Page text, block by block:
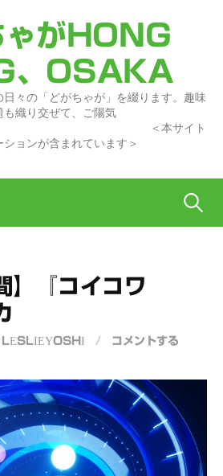
ゃがHONG
、OSAKA
々の「どがちゃが」を綴ります。趣味
も織り交ぜて、ご陽気
本サイト
ションが含まれています＞
検
】『コイコワ
LESLIEYOSHI / コメントする